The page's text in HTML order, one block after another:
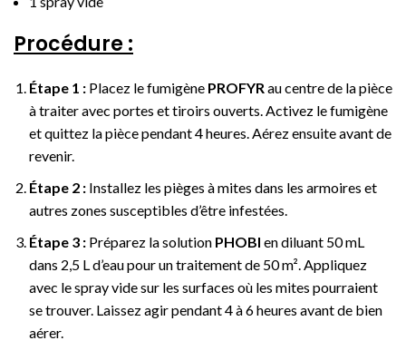
Procédure :
Étape 1 : Placez le fumigène PROFYRau centre de la pièce
à traiter avec portes et tiroirs ouverts. Activez le fumigène
et quittez la pièce pendant 4 heures. Aérez ensuite avant de
revenir.
Étape 2 : Installez les pièges à mites dans les armoires et
autres zones susceptibles d’être infestées.
Étape 3 : Préparez la solution PHOBI en diluant 50 mL
dans 2,5 L d’eau pour un traitement de 50 m². Appliquez
avec le spray vide sur les surfaces où les mites pourraient
se trouver. Laissez agir pendant 4 à 6 heures avant de bien
aérer.